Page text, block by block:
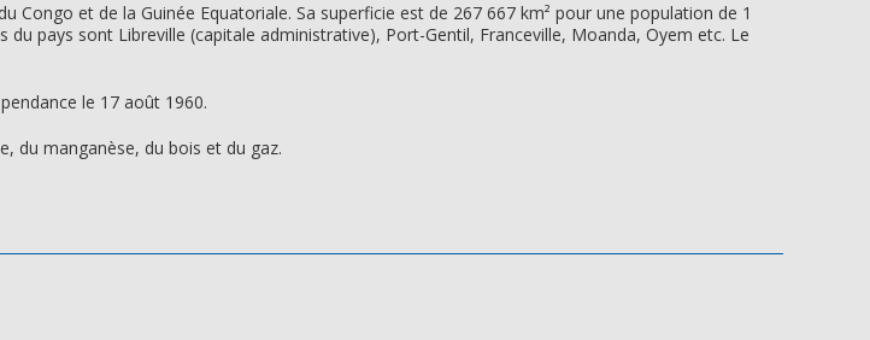
Congo et de la Guinée Equatoriale. Sa superficie est de 267 667 km² pour une population de 1
pays sont Libreville (capitale administrative), Port-Gentil, Franceville, Moanda, Oyem etc. Le
le 17 août 1960.
du manganèse, du bois et du gaz.